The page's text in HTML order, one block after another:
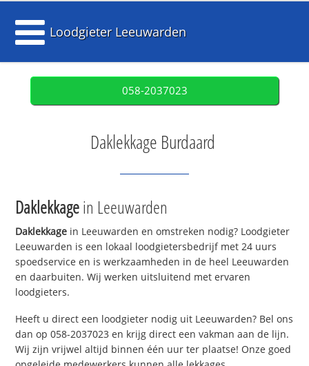
Loodgieter Leeuwarden
058-2037023
Daklekkage Burdaard
Daklekkagein Leeuwarden
Daklekkage in Leeuwarden en omstreken nodig? Loodgieter
Leeuwarden is een lokaal loodgietersbedrijf met 24 uurs
spoedservice en is werkzaamheden in de heel Leeuwarden
en daarbuiten. Wij werken uitsluitend met ervaren
loodgieters.
Heeft u direct een loodgieter nodig uit Leeuwarden? Bel ons
dan op 058-2037023 en krijg direct een vakman aan de lijn.
Wij zijn vrijwel altijd binnen één uur ter plaatse! Onze goed